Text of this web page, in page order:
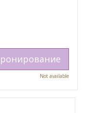
Not available